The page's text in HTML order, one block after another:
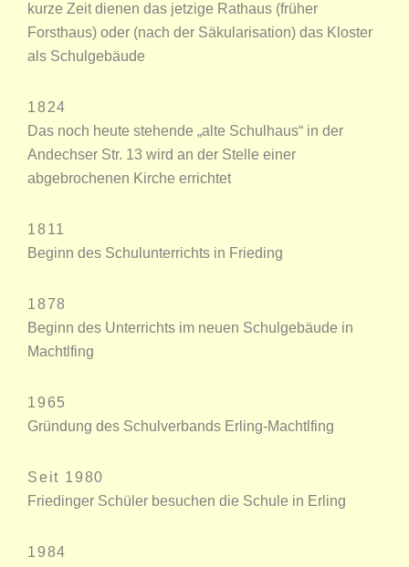
kurze Zeit dienen das jetzige Rathaus (früher
Forsthaus) oder (nach der Säkularisation) das Kloster
als Schulgebäude
1824
Das noch heute stehende „alte Schulhaus“ in der
Andechser Str. 13 wird an der Stelle einer
abgebrochenen Kirche errichtet
1811
Beginn des Schulunterrichts in Frieding
1878
Beginn des Unterrichts im neuen Schulgebäude in
Machtlfing
1965
Gründung des Schulverbands Erling-Machtlfing
Seit 1980
Friedinger Schüler besuchen die Schule in Erling
1984